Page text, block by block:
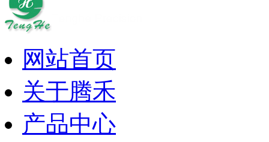
网站首页
关于腾禾
产品中心